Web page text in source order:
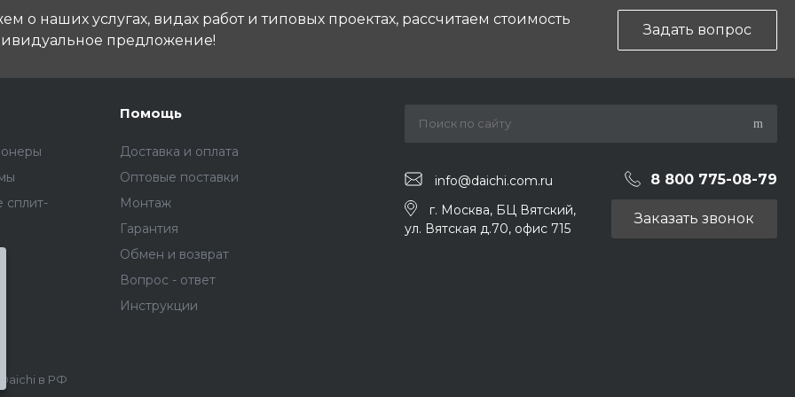
о наших услугах, видах работ и типовых проектах, рассчитаем стоимость
предложение!
Задать вопрос
Помощь
Доставка и оплата
Оптовые поставки
Монтаж
Гарантия
Обмен и возврат
Вопрос - ответ
Инструкции
info@daichi.com.ru 8 800 775-08-79
г. Москва, БЦ Вятский,
ул. Вятская д.70, офис 715
Заказать звонок
в РФ